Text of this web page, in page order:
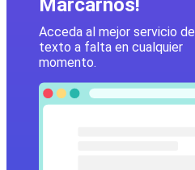
Marcarnos!
Acceda al mejor servicio de
texto a falta en cualquier
momento.